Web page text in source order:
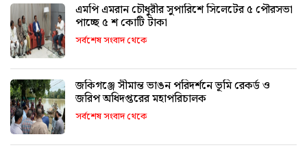
এমপি এমরান চৌধুরীর সুপারিশে সিলেটের ৫ পৌরসভা
পাচ্ছে ৫ শ কোটি টাকা
সর্বশেষ সংবাদ থেকে
জকিগঞ্জে সীমান্ত ভাঙন পরিদর্শনে ভূমি রেকর্ড ও
জরিপ অধিদপ্তরের মহাপরিচালক
সর্বশেষ সংবাদ থেকে